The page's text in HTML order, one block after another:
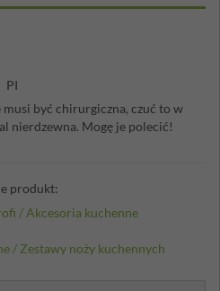
PI
być chirurgiczna, czuć to w
nierdzewna. Mogę je polecić!
produkt:
/Akcesoria kuchenne
/ Zestawy noży kuchennych